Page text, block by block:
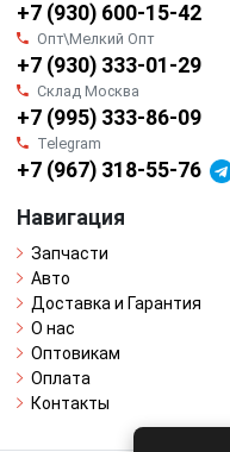
+7 (930) 600-15-42
Опт\Мелкий Опт
+7 (930) 333-01-29
Склад Москва
+7 (995) 333-86-09
Telegram
+7 (967) 318-55-76
Навигация
Запчасти
Авто
Доставка и Гарантия
О нас
Оптовикам
Оплата
Контакты